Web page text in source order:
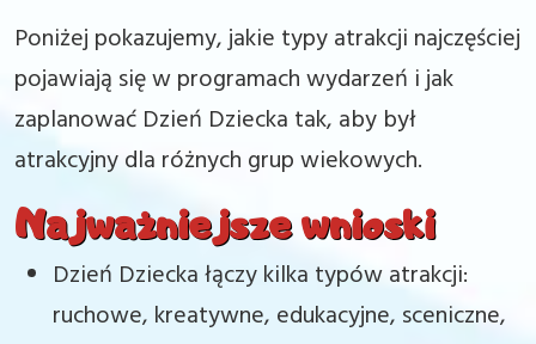
Poniżej pokazujemy, jakie typy atrakcji najczęściej
pojawiają się w programach wydarzeń i jak
zaplanować Dzień Dziecka tak, aby był
atrakcyjny dla różnych grup wiekowych.
Najważniejsze wnioski
Dzień Dziecka łączy kilka typów atrakcji:
ruchowe, kreatywne, edukacyjne, sceniczne,